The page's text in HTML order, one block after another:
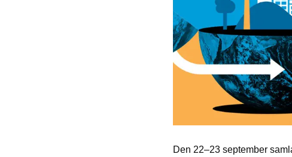
Den 22–23 september